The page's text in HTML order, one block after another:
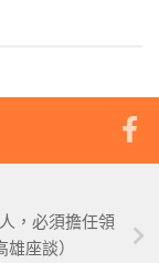
，必須擔任領
座談）